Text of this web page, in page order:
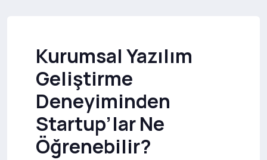
Kurumsal Yazılım
Geliştirme
Deneyiminden
Startup’lar Ne
Öğrenebilir?